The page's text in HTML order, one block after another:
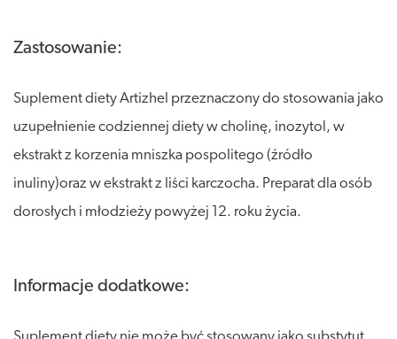
Zastosowanie:
Suplement diety Artizhel przeznaczony do stosowania jako
uzupełnienie codziennej diety w cholinę, inozytol, w
ekstrakt z korzenia mniszka pospolitego (źródło
inuliny)oraz w ekstrakt z liści karczocha. Preparat dla osób
dorosłych i młodzieży powyżej 12. roku życia.
Informacje dodatkowe: